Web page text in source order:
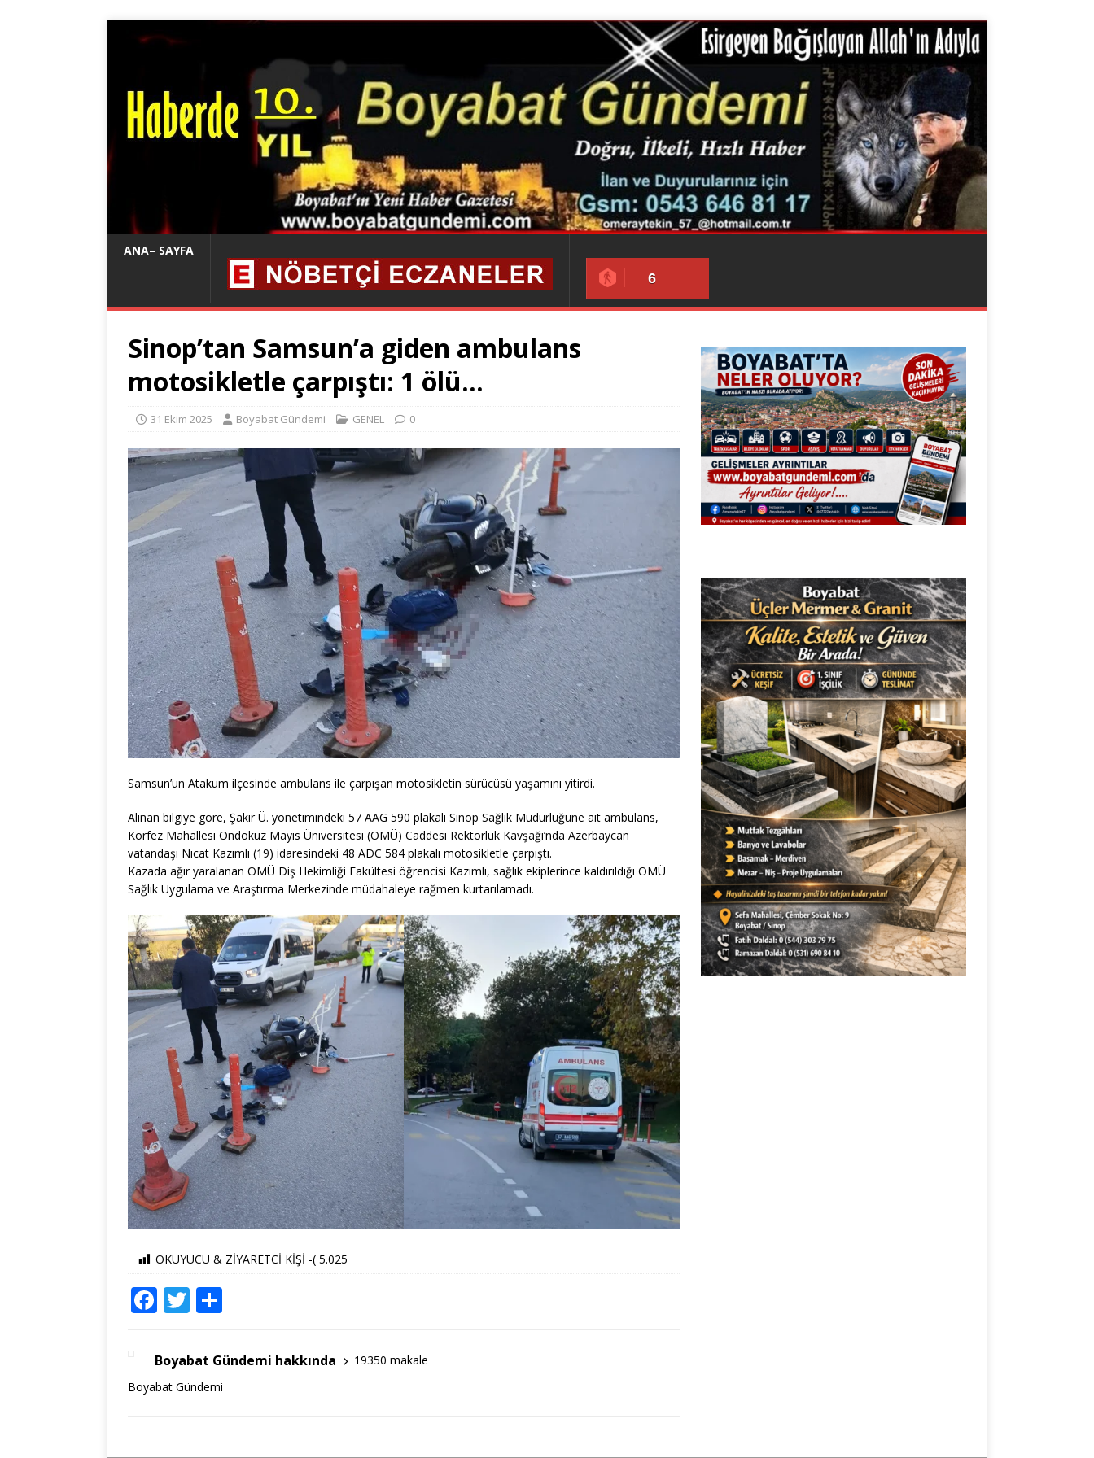
ANA– SAYFA
6
Sinop’tan Samsun’a giden ambulans
motosikletle çarpıştı: 1 ölü…
31 Ekim 2025 Boyabat Gündemi GENEL 0
Samsun’un Atakum ilçesinde ambulans ile çarpışan motosikletin sürücüsü yaşamını yitirdi.
Alınan bilgiye göre, Şakir Ü. yönetimindeki 57 AAG 590 plakalı Sinop Sağlık Müdürlüğüne ait ambulans,
Körfez Mahallesi Ondokuz Mayıs Üniversitesi (OMÜ) Caddesi Rektörlük Kavşağı’nda Azerbaycan
vatandaşı Nıcat Kazımlı (19) idaresindeki 48 ADC 584 plakalı motosikletle çarpıştı.
Kazada ağır yaralanan OMÜ Diş Hekimliği Fakültesi öğrencisi Kazımlı, sağlık ekiplerince kaldırıldığı OMÜ
Sağlık Uygulama ve Araştırma Merkezinde müdahaleye rağmen kurtarılamadı.
OKUYUCU & ZİYARETCİ KİŞİ -( 5.025
F
a
c
e
b
T
w
it
te
r
ar
e
Boyabat Gündemi hakkında
19350 makale
Boyabat Gündemi